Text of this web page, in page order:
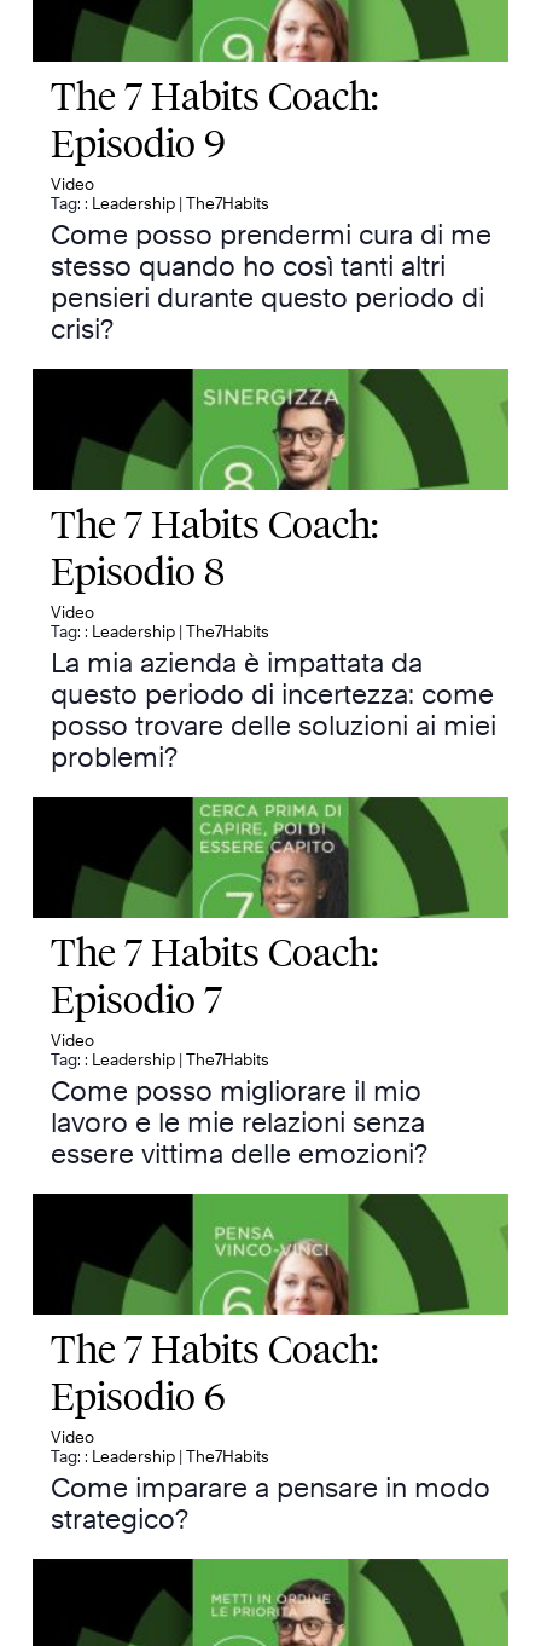
The 7 Habits Coach:
Episodio 9
Video
Tag: : Leadership |The7Habits
Come posso prendermi cura di me
stesso quando ho così tanti altri
pensieri durante questo periodo di
crisi?
The 7 Habits Coach:
Episodio 8
Video
Tag: : Leadership |The7Habits
La mia azienda è impattata da
questo periodo di incertezza: come
posso trovare delle soluzioni ai miei
problemi?
The 7 Habits Coach:
Episodio 7
Video
Tag: : Leadership |The7Habits
Come posso migliorare il mio
lavoro e le mie relazioni senza
essere vittima delle emozioni?
The 7 Habits Coach:
Episodio 6
Video
Tag: : Leadership |The7Habits
Come imparare a pensare in modo
strategico?